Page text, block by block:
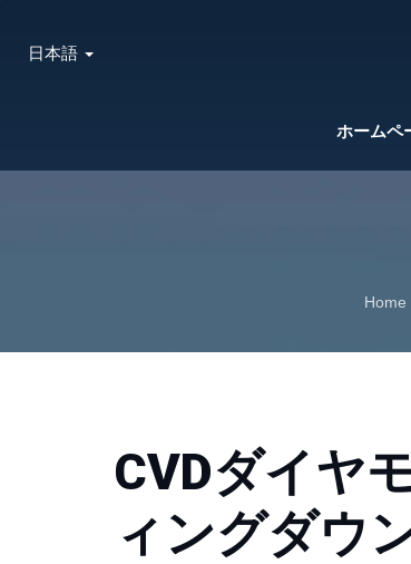
ホームペ
日本語
Home
CVDダイヤ
ィングダウ